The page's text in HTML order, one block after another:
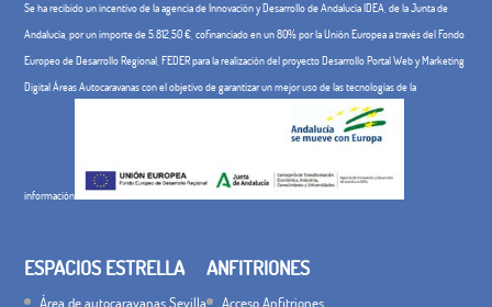
Se ha recibido un incentivo de la agencia de Innovación y Desarrollo de Andalucía IDEA, de la Junta de
Andalucía, por un importe de 5.812,50 €, cofinanciado en un 80% por la Unión Europea a través del Fondo
Europeo de Desarrollo Regional, FEDER para la realización del proyecto Desarrollo Portal Web y Marketing
Digital Áreas Autocaravanas con el objetivo de garantizar un mejor uso de las tecnologías de la
información
ESPACIOS ESTRELLA
Área de autocaravanas Sevilla
ANFITRIONES
Acceso Anfitriones